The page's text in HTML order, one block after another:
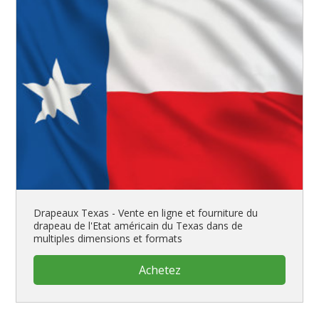
Drapeaux Texas - Vente en ligne et fourniture du
drapeau de l'Etat américain du Texas dans de
multiples dimensions et formats
Achetez